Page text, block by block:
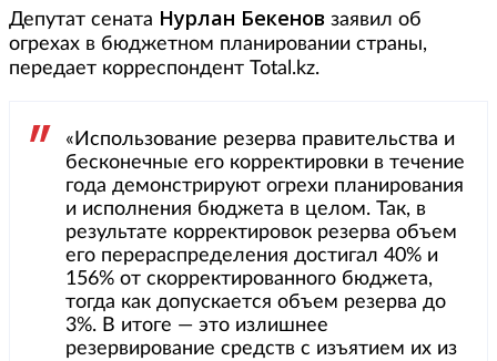
Депутат сената Нурлан Бекенов заявил об
огрехах в бюджетном планировании страны,
передает корреспондент Total.kz.
«Использование резерва правительства и
бесконечные его корректировки в течение
года демонстрируют огрехи планирования
и исполнения бюджета в целом. Так, в
результате корректировок резерва объем
его перераспределения достигал 40% и
156% от скорректированного бюджета,
тогда как допускается объем резерва до
3%. В итоге — это излишнее
резервирование средств с изъятием их из